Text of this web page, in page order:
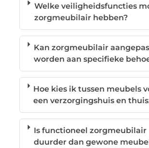
Welke veiligheidsfuncties
zorgmeubilair hebben?
Kan zorgmeubilair
worden aan specifieke
Hoe kies ik tussen meubels
een verzorgingshuis en
Is functioneel zorgmeubilair
duurder dan gewone